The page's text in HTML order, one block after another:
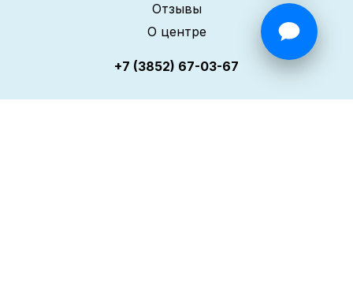
Отзывы
О центре
+7 (3852) 67-03-67